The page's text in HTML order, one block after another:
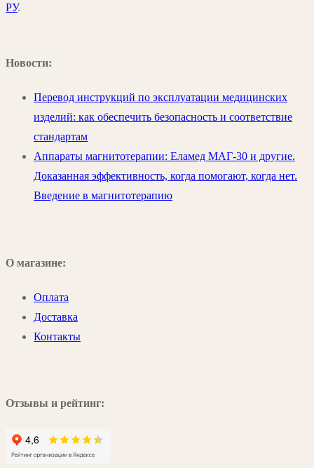
РУ.
Новости:
Перевод инструкций по эксплуатации медицинских
изделий: как обеспечить безопасность и соответствие
стандартам
Аппараты магнитотерапии: Еламед МАГ-30 и другие.
Доказанная эффективность, когда помогают, когда нет.
Введение в магнитотерапию
О магазине:
Оплата
Доставка
Контакты
Отзывы и рейтинг: